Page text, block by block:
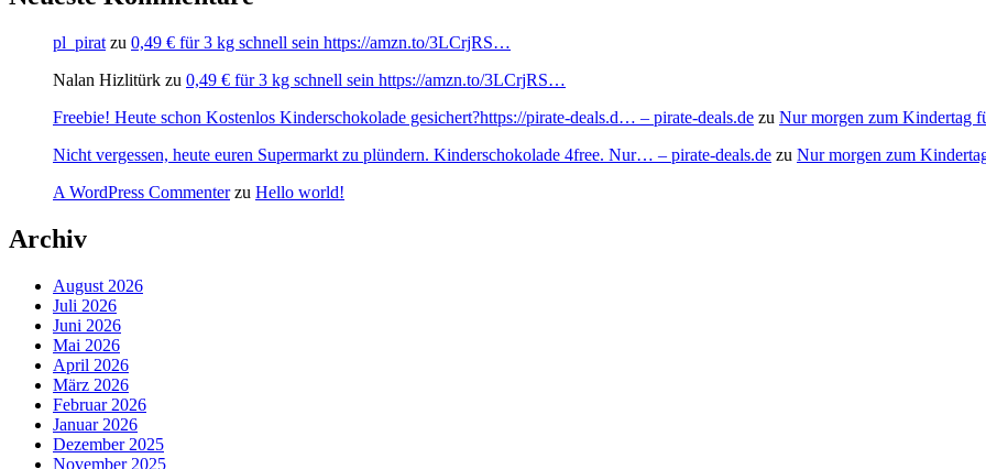
pl_pirat zu 0,49 € für 3 kg schnell sein https://amzn.to/3LCrjRS…
Nalan Hizlitürk zu 0,49 € für 3 kg schnell sein https://amzn.to/3LCrjRS…
Freebie! Heute schon Kostenlos Kinderschokolade gesichert?https://pirate-deals.d… – pirate-deals.de zu Nur morgen zum Kindertag
Nicht vergessen, heute euren Supermarkt zu plündern. Kinderschokolade 4free. Nur… – pirate-deals.de zu Nur morgen zum
A WordPress Commenterzu Hello world!
Archiv
August 2026
Juli 2026
Juni 2026
Mai 2026
April 2026
März 2026
Februar 2026
Januar 2026
Dezember 2025
November 2025